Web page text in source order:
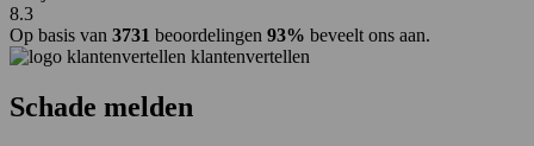
8.3
Op basis van 3731 beoordelingen 93% beveelt ons aan.
klantenvertellen
Schade melden